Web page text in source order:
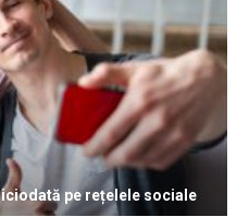
pe rețelele sociale